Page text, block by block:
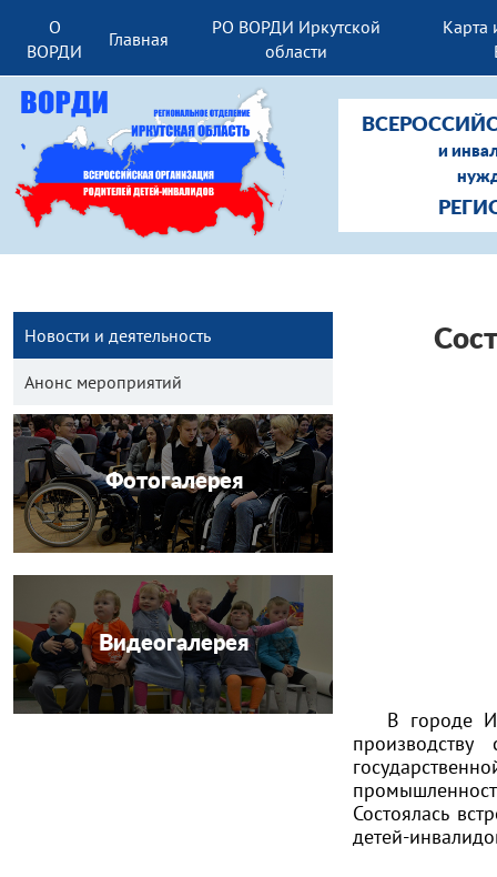
О
ВОРДИ
Главная
РО ВОРДИ Иркутской
области
Карта
и
Новости и деятельность
Анонс мероприятий
Фотогалерея
Видеогалерея
В городе
Состоялась
детей-